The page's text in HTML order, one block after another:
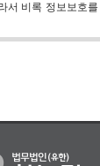
서 비록 정보보호를